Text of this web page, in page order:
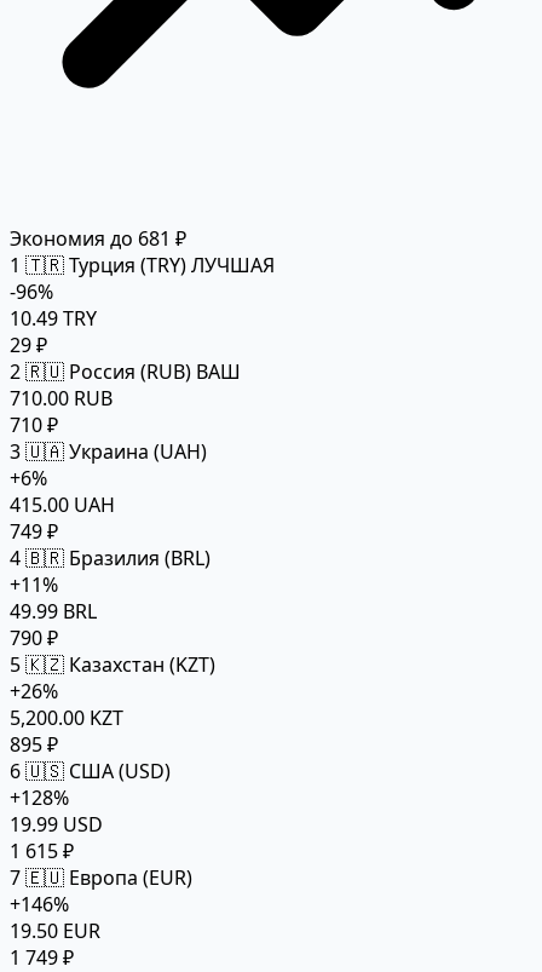
Экономия до 681 ₽
1 🇹🇷 Турция (TRY)ЛУЧШАЯ
-96%
10.49 TRY
29 ₽
2🇷🇺 Россия (RUB) ВАШ
710.00 RUB
710 ₽
3🇺🇦 Украина (UAH)
+6%
415.00 UAH
749 ₽
4🇧🇷 Бразилия (BRL)
+11%
49.99 BRL
790 ₽
5🇰🇿 Казахстан (KZT)
+26%
5,200.00 KZT
895 ₽
6🇺🇸 США (USD)
+128%
19.99 USD
1 615 ₽
7🇪🇺 Европа (EUR)
+146%
19.50 EUR
1 749 ₽